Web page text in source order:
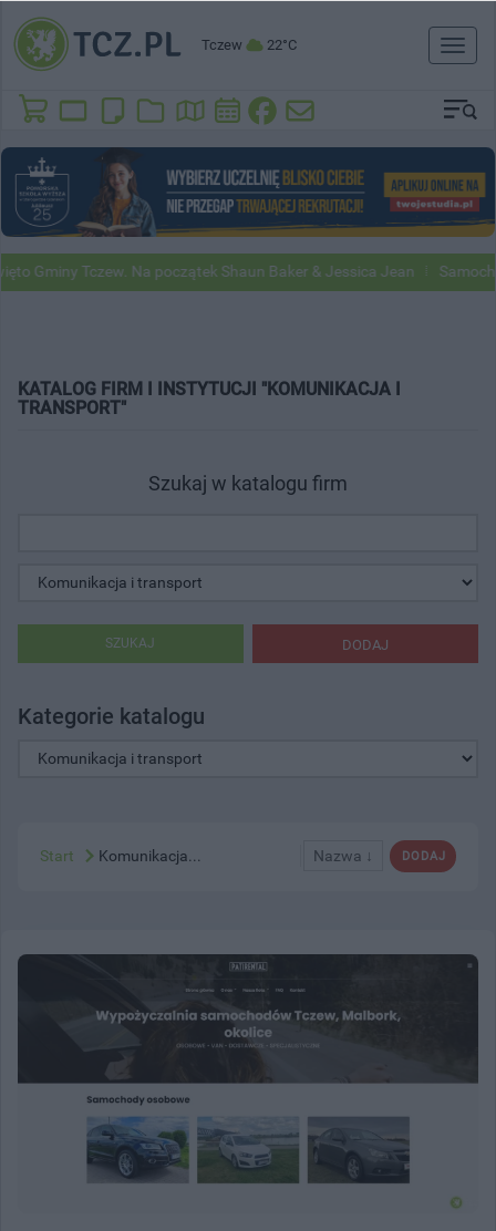
Tczew 22°C
Toggle
Tczew. Na początek Shaun Baker & Jessica Jean Samochody
KATALOG FIRM I INSTYTUCJI "KOMUNIKACJA I
TRANSPORT"
Szukaj w katalogu firm
DODAJ
SZUKAJ
Kategorie katalogu
DODAJ
Nazwa ↓
Start Komunikacja...